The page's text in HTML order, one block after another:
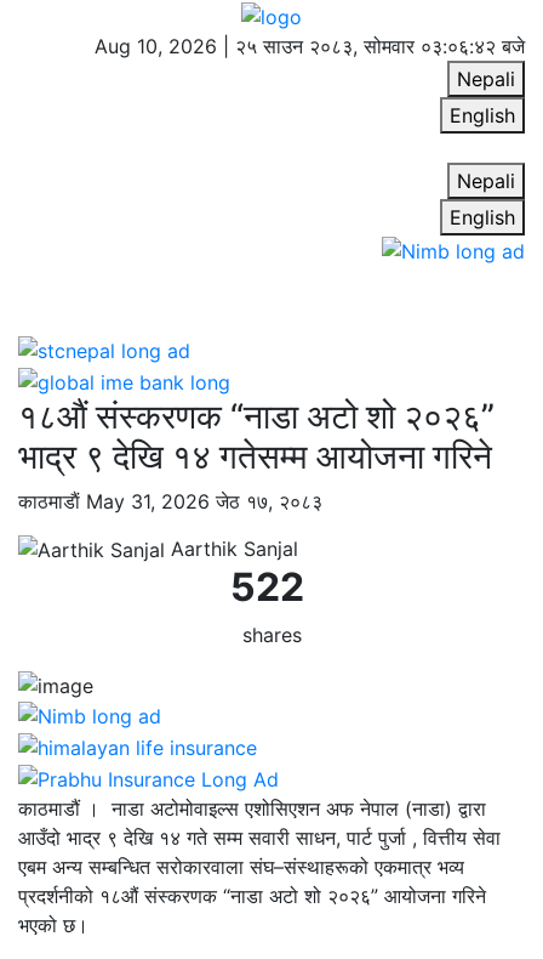
Aug 10, 2026 | २५ साउन २०८३, सोमवार ०३:०६:४३ बजे
Nepali
English
Nepali
English
१८औं संस्करणक “नाडा अटो शो २०२६”
भाद्र ९ देखि १४ गतेसम्म आयोजना गरिने
काठमाडाैं May 31, 2026जेठ १७, २०८३
Aarthik Sanjal
522
shares
काठमाडौं । नाडा अटोमोवाइल्स एशोसिएशन अफ नेपाल (नाडा) द्वारा
आउँदो भाद्र ९ देखि १४ गते सम्म सवारी साधन, पार्ट पुर्जा , वित्तीय सेवा
एबम अन्य सम्बन्धित सरोकारवाला संघ–संस्थाहरूको एकमात्र भव्य
प्रदर्शनीको १८औं संस्करणक “नाडा अटो शो २०२६” आयोजना गरिने
भएको छ।